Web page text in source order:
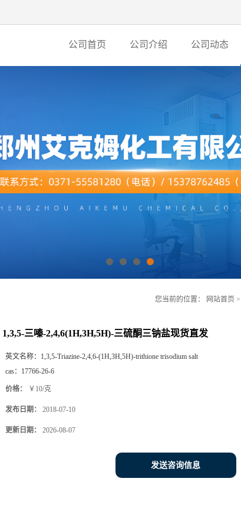
公司首页 公司介绍 公司动态
您当前的位置： 网站首页 >
1,3,5-三嗪-2,4,6(1H,3H,5H)-三硫酮三钠盐现货直发
英文名称： 1,3,5-Triazine-2,4,6-(1H,3H,5H)-trithione trisodium salt
cas： 17766-26-6
价格： ￥10/克
发布日期： 2018-07-10
更新日期： 2026-08-07
发送咨询信息